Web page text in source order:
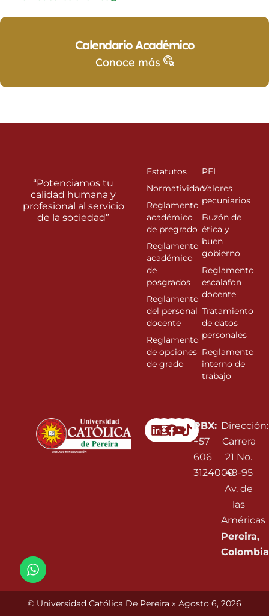
Calendario Académico
Conoce más
Linkedin
Instagram
Facebook
Youtube
PBX:
+57
606
3124000
Dirección:
Carrera
21 No.
49-95
Av. de
las
Américas
Pereira,
Colombia
“Potenciamos tu
calidad humana y
profesional al servicio
de la sociedad”
Estatutos
Normatividad
Reglamento
académico
de pregrado
Reglamento
académico
de
posgrados
Reglamento
del personal
docente
Reglamento
de opciones
de grado
PEI
Valores
pecuniarios
Buzón de
ética y
buen
gobierno
Reglamento
escalafon
docente
Tratamiento
de datos
personales
Reglamento
interno de
trabajo
© Universidad Católica De Pereira » Agosto 6, 2026